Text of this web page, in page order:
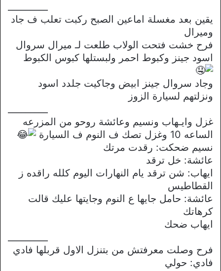
يقين بعد مغسلة اماعين الصبح ركبت تعلب ف جاد
وميرال
فرح خشت فتحت الولاب طلعت لـ ميرال سروال
اسود جينز وكبوط احمر ولبستلها كبوس الكبوط
وجاد سروال جينز ابيض وجاكيت جلدد اسود
ونزلتهم لسيارة الزوز
غزل وايـهاب ونسيم وعائشة روحو من المزرعه
الساعه 10 وغزل تصك ف النوم ف السيارة
نسيم ضحكت: رقدت مرتك
عائشة: خل ترقد
ايهاب: شن ترقد يام النهارات اليوم كلله راقده ز
القطاطيس
عائشة: حامل جايها ع النوم وجايتها عليك قالت
كرهاتك
ايهاب ضحك
فرح وصلت معرفتش من بتنزل الاول قربلها فادي
فادي: حولي